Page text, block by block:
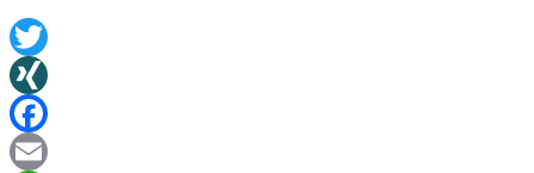
Twitter
XING
Facebook